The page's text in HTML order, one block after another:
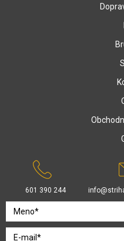
601 390 244